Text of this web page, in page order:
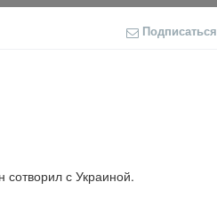
Подписаться
сотворил с Украиной.